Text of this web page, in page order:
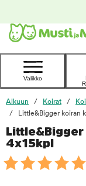
Ota yhteyttä
asiakaspalveluun
Valikko
Alkuun Koirat
Little&Bigger koiran
4x15kpl
foo